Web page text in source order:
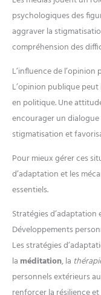
psychologiques des
aggraver la
compréhension des
L’influence de l’opinion
L’opinion publique
en politique. Une
encourager un
stigmatisation et
Pour mieux gérer ces
d’adaptation et les
essentiels.
Stratégies d’adaptation
Développements
Les stratégies
la méditation, la
personnels extérieurs